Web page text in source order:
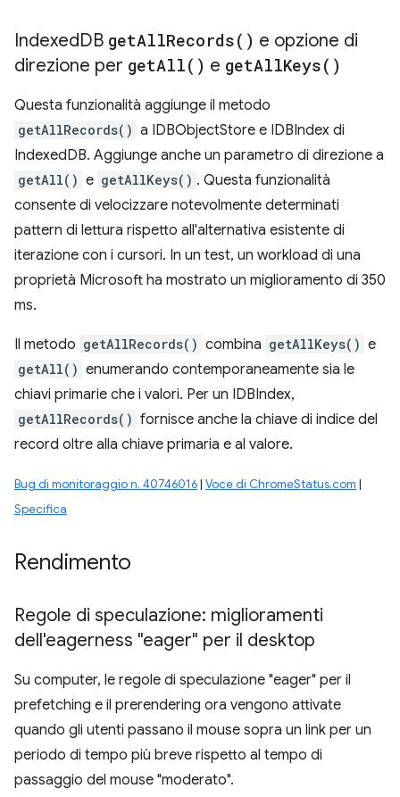
IndexedDB getAllRecords( ) e opzione di
direzione per getAll( ) e getAllKeys( )
Questa funzionalità aggiunge il metodo
getAllRecords() a IDBObjectStore e IDBIndex di
IndexedDB. Aggiunge anche un parametro di direzione a
getAll() e getAllKeys() . Questa funzionalità
consente di velocizzare notevolmente determinati
pattern di lettura rispetto all'alternativa esistente di
iterazione con i cursori. In un test, un workload di una
proprietà Microsoft ha mostrato un miglioramento di 350
ms.
Il metodo getAllRecords() combina getAllKeys() e
getAll() enumerando contemporaneamente sia le
chiavi primarie che i valori. Per un IDBIndex,
getAllRecords() fornisce anche la chiave di indice del
record oltre alla chiave primaria e al valore.
Bug di monitoraggio n. 40746016| Voce di ChromeStatus.com |
Specifica
Rendimento
Regole di speculazione: miglioramenti
dell'eagerness "eager" per il desktop
Su computer, le regole di speculazione "eager" per il
prefetching e il prerendering ora vengono attivate
quando gli utenti passano il mouse sopra un link per un
periodo di tempo più breve rispetto al tempo di
passaggio del mouse "moderato".